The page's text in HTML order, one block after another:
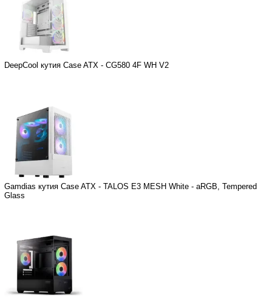
DeepCool кутия Case ATX - CG580 4F WH V2
Gamdias кутия Case ATX - TALOS E3 MESH White - aRGB, Tempered
Glass